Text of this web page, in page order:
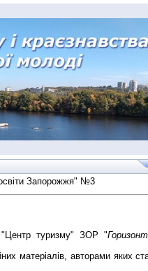
освіти Запорожжя" №3
"Центр туризму" ЗОР "
матеріалів, авторами яких